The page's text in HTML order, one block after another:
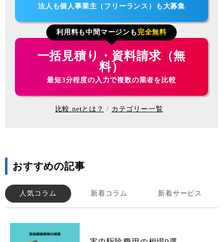
法人も個人事業主（フリーランス）も大募集
利用料も中間マージンも 完全無料
一括見積り・資料請求（無
料）
最短3分程度の入力で複数の業者を比較
比較.netとは？ カテゴリー一覧
おすすめの記事
人気コラム 新着コラム 新着サービス